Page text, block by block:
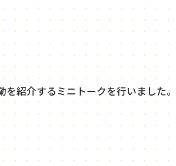
を紹介するミニトークを行いました。